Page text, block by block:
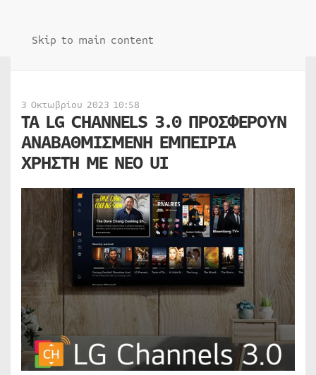
Skip to main content
3 Οκτωβρίου 2023 10:58
ΤΑ LG CHANNELS 3.0 ΠΡΟΣΦΕΡΟΥΝ
ΑΝΑΒΑΘΜΙΣΜΕΝΗ ΕΜΠΕΙΡΙΑ
ΧΡΗΣΤΗ ΜΕ ΝΕΟ UI